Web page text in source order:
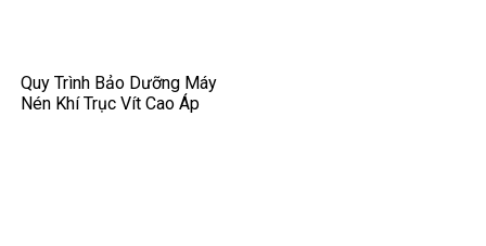
Quy Trình Bảo Dưỡng Máy
Nén Khí Trục Vít Cao Áp